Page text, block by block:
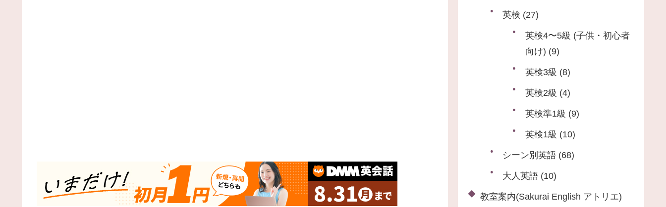
英検 (27)
英検4〜5級 (子供・初心者
向け) (9)
英検3級 (8)
英検2級 (4)
英検準1級 (9)
英検1級 (10)
シーン別英語 (68)
大人英語 (10)
教室案内(Sakurai English アトリエ)